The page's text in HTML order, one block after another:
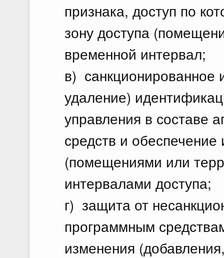
признака, доступ по
зону доступа
временной интервал;
в) санкционированное
удаление)
управления в составе
средств и
(помещениями или
интервалами доступа;
г) защита от
программным
изменения